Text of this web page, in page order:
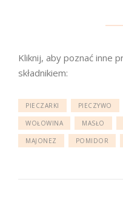
Kliknij, aby poznać inne
składnikiem:
PIECZARKI PIECZYWO
WOŁOWINA MASŁO
MAJONEZ POMIDOR